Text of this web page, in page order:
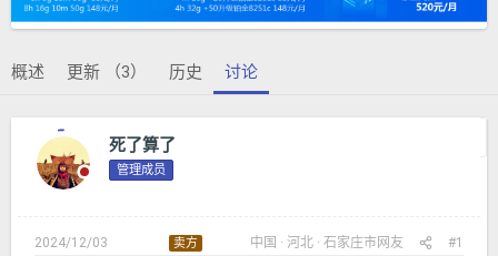
概述 更新 （3） 历史 讨论
死了算了
管理成员
2024/12/03 卖方 中国 河北 石家庄市网友 #1